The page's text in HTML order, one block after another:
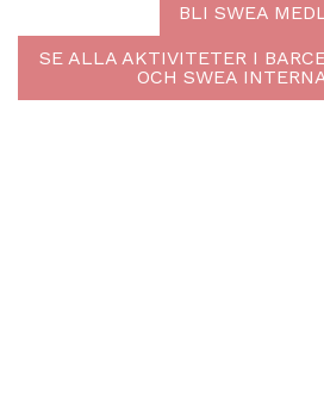
BLI SWEA
SE ALLA AKTIVITETER I
OCH SWEA